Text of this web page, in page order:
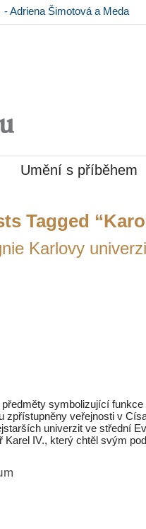
Adriena Šimotová a Meda
Umění s příběhem
Tagged
Karlovy
symbolizující
zpřístupněny veřejnosti v
univerzit ve střední
Karel IV., který chtěl svým